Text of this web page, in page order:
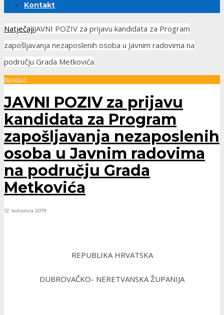
Kontakt
NatječajiJAVNI POZIV za prijavu kandidata za Program
zapošljavanja nezaposlenih osoba u Javnim radovima na
području Grada Metkovića
Natječaji
JAVNI POZIV za prijavu
kandidata za Program
zapošljavanja nezaposlenih
osoba u Javnim radovima
na području Grada
Metkovića
12. kolovoza 2019.
REPUBLIKA HRVATSKA
DUBROVAČKO- NERETVANSKA ŽUPANIJA